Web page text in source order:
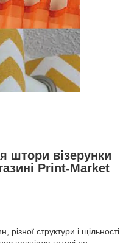
штори візерунки
Print-Market
різної структури і щільності.